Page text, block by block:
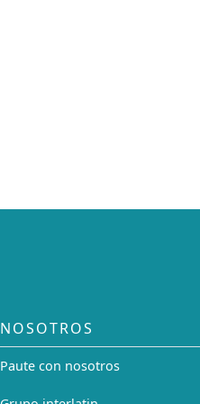
NOSOTROS
Paute con nosotros